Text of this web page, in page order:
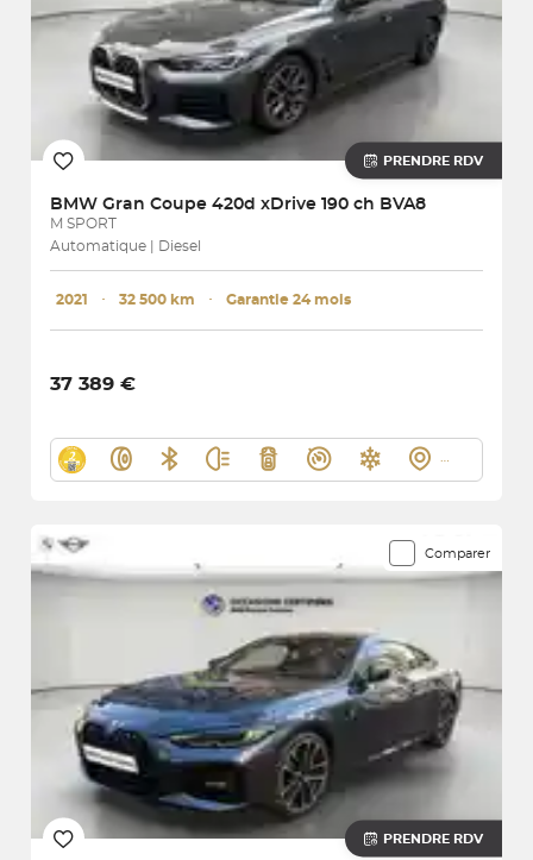
PRENDRE RDV
BMW Gran Coupe 420d xDrive 190 ch BVA8
M SPORT
Automatique | Diesel
2021 ･ 32 500 km ･ Garantie 24 mois
37 389 €
Comparer
PRENDRE RDV